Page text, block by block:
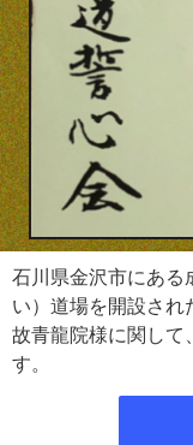
石川県金沢市にある
い）道場を開設され
故青龍院様に関して
す。